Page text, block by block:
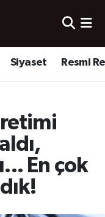
Siyaset Resmi
En çok
Fikstür